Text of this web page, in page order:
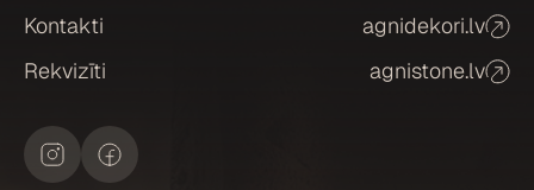
Kontakti
Rekvizīti
agnidekori.lv
agnistone.lv